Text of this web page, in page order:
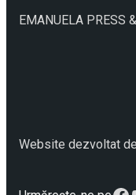
EMANUELA PRESS
Website dezvoltat de